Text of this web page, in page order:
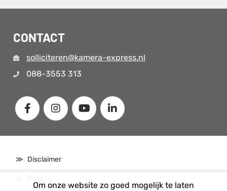
Om onze website zo goed mogelijk te laten
CONTACT
solliciteren@kamera-express.nl
088-3553 313
Disclaimer